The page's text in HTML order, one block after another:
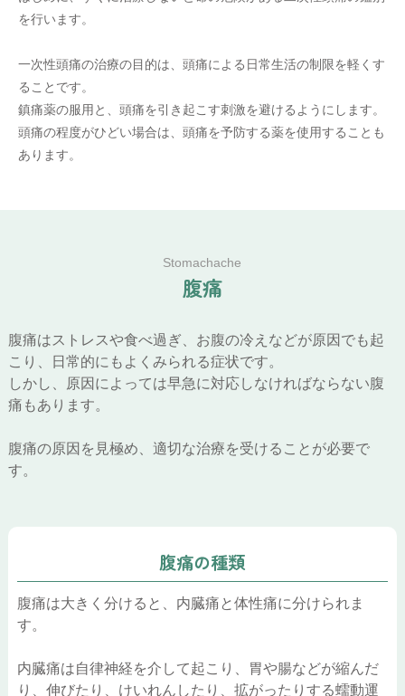
を行います。
一次性頭痛の治療の目的は、頭痛による日常生活の制限を軽くす
ることです。
鎮痛薬の服用と、頭痛を引き起こす刺激を避けるようにします。
頭痛の程度がひどい場合は、頭痛を予防する薬を使用することも
あります。
Stomachache
腹痛
腹痛はストレスや食べ過ぎ、お腹の冷えなどが原因でも起
こり、日常的にもよくみられる症状です。
しかし、原因によっては早急に対応しなければならない腹
痛もあります。
腹痛の原因を見極め、適切な治療を受けることが必要で
す。
腹痛の種類
腹痛は大きく分けると、内臓痛と体性痛に分けられま
す。
内臓痛は自律神経を介して起こり、胃や腸などが縮んだ
り、伸びたり、けいれんしたり、拡がったりする蠕動運